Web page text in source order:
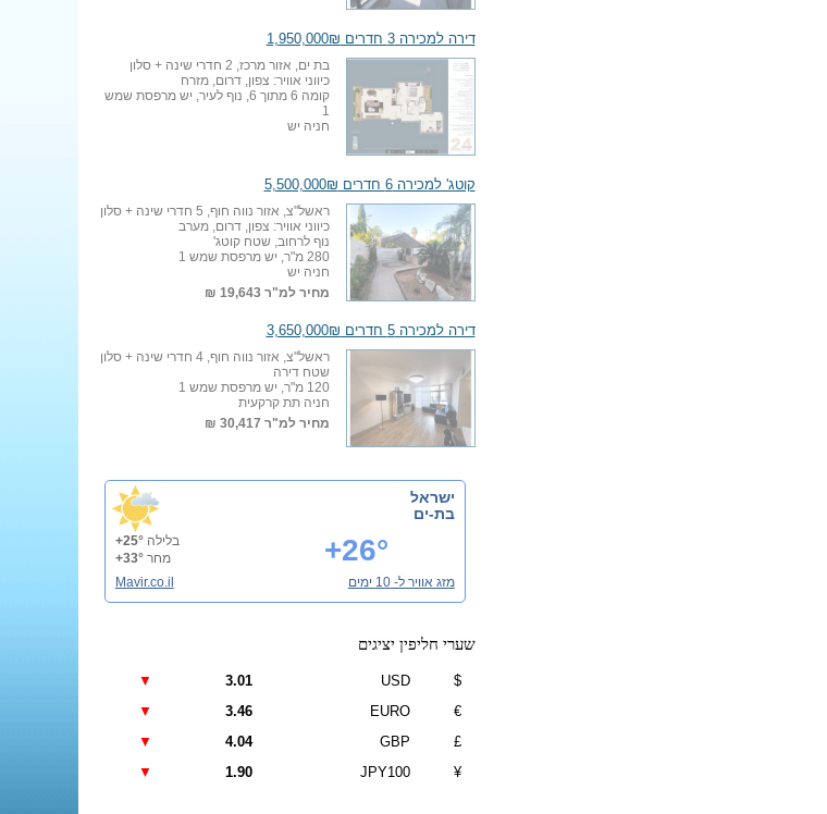
דירה למכירה 3 חדרים 1,950,000₪
בת ים, אזור מרכז, 2 חדרי שינה + סלון
כיווני אוויר: צפון, דרום, מזרח
קומה 6 מתוך 6, נוף לעיר, יש מרפסת שמש
1
חניה יש
קוטג' למכירה 6 חדרים 5,500,000₪
ראשל"צ, אזור נווה חוף, 5 חדרי שינה + סלון
כיווני אוויר: צפון, דרום, מערב
נוף לרחוב, שטח קוטג'
280 מ"ר, יש מרפסת שמש 1
חניה יש
מחיר למ"ר19,643 ₪
דירה למכירה 5 חדרים 3,650,000₪
ראשל"צ, אזור נווה חוף, 4 חדרי שינה + סלון
שטח דירה
120 מ"ר, יש מרפסת שמש 1
חניה תת קרקעית
מחיר למ"ר 30,417 ₪
ישראל
בת-ים
+26° בלילה+25°
מחר+33°
מזג אוויר ל- 10 ימים
Mavir.co.il
שערי חליפין יציגים
$
USD
3.01
▼
€
EURO
3.46
▼
£
GBP
4.04
▼
¥
JPY100
1.90
▼